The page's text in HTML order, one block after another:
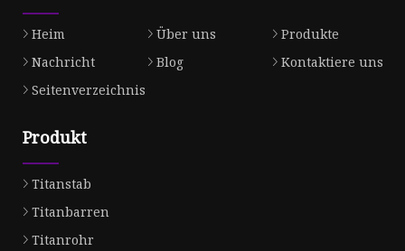
Heim Über uns
Produkte
Nachricht
Blog
Kontaktiere uns
Seitenverzeichnis
Produkt
Titanstab
Titanbarren
Titanrohr